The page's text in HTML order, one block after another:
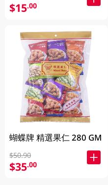
$15.00
蝴蝶牌 精選果仁 280 GM
$50.90
$35.00